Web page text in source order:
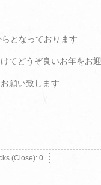
となっております
てどうぞ良いお年をお
願い致します
(Close): 0